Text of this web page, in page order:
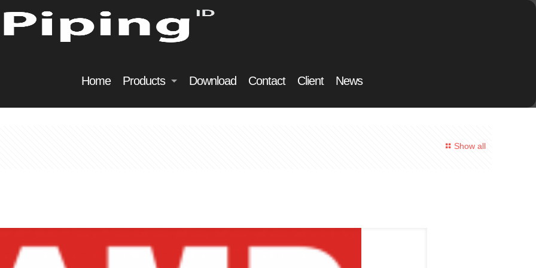
Home Products Download Contact Client News
Show all